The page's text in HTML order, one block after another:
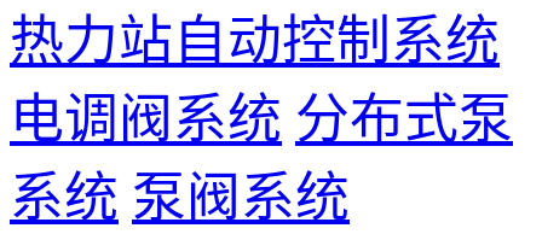
热力站自动控制系统
电调阀系统 分布式泵
系统 泵阀系统